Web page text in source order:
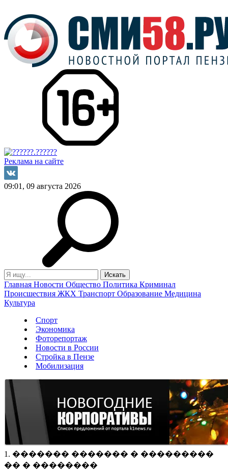
Реклама на сайте
09:01, 09 августа 2026
Главная Новости Общество Политика Криминал
Происшествия ЖКХ Транспорт Образование Медицина
Культура
Спорт
Экономика
Фоторепортаж
Новости в России
Стройка в Пензе
Мобилизация
1. ������� ������� � ���������
�� � ��������